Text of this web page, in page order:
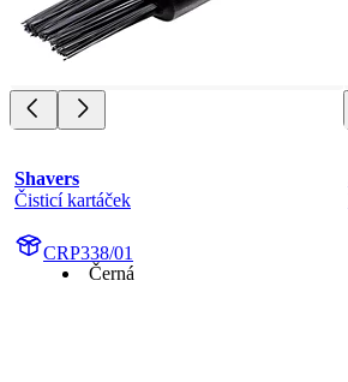
Shavers
Čisticí kartáček
CRP338/01
Černá